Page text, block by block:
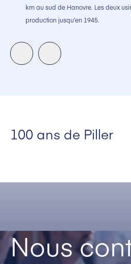
km au sud de Hanovre. Les deux
production jusqu’en 1945.
100 ans de Piller
Nous